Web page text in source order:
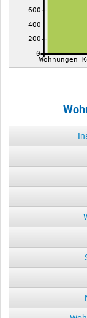
0
200
400
600
Wohnungen